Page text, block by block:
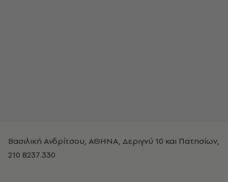
Βασιλική Ανδρίτσου, ΑΘΗΝΑ, Δεριγνύ 10 και Πατησίων,
210 8237.330